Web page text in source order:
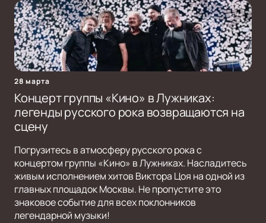
28 марта
Концерт группы «Кино» в Лужниках:
легенды русского рока возвращаются на
сцену
Погрузитесь в атмосферу русского рока с
концертом группы «Кино» в Лужниках. Насладитесь
живым исполнением хитов Виктора Цоя на одной из
главных площадок Москвы. Не пропустите это
знаковое событие для всех поклонников
легендарной музыки!